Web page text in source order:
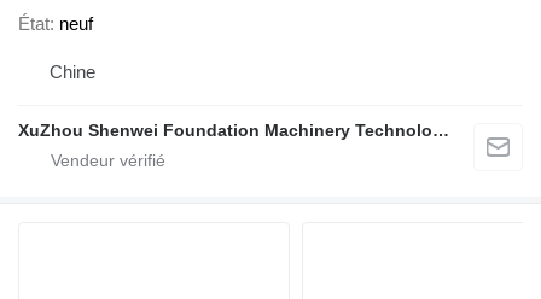
État neuf
Chine
XuZhou Shenwei Foundation Machinery Technology